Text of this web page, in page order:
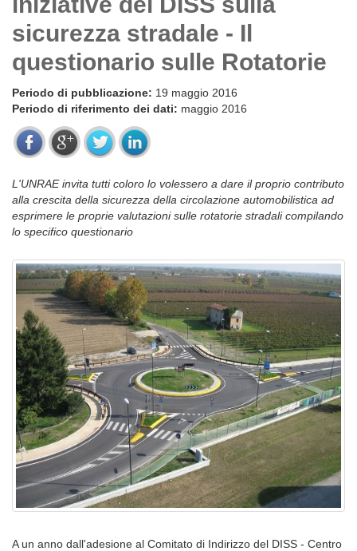
sicurezza stradale - Il
questionario sulle Rotatorie
Periodo di pubblicazione: 19 maggio 2016
Periodo di riferimento dei dati: maggio 2016
L'UNRAE invita tutti coloro lo volessero a dare il proprio contributo
alla crescita della sicurezza della circolazione automobilistica ad
esprimere le proprie valutazioni sulle rotatorie stradali compilando
lo specifico questionario
A un anno dall'adesione al Comitato di Indirizzo del DISS - Centro